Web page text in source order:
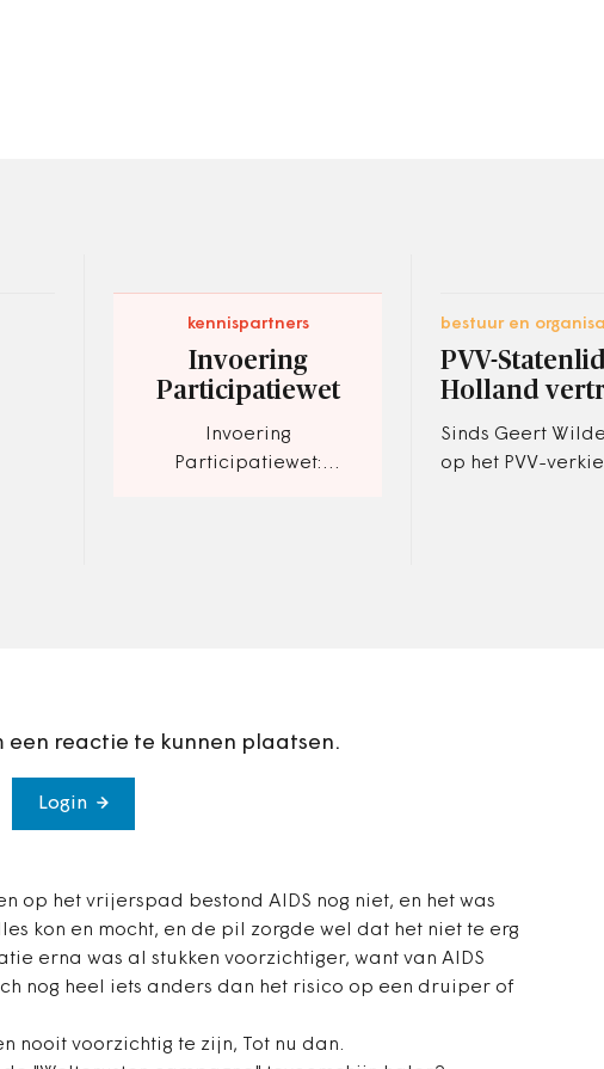
kennispartners
Invoering
Participatiewet
Invoering
Participatiewet:
bestuur en
PVV-
Holland
Sinds Geert
op het PVV-
een reactie te kunnen plaatsen.
Login
op het vrijerspad bestond AIDS nog niet, en het was
kon en mocht, en de pil zorgde wel dat het niet te erg
erna was al stukken voorzichtiger, want van AIDS
nog heel iets anders dan het risico op een druiper of
nooit voorzichtig te zijn, Tot nu dan.